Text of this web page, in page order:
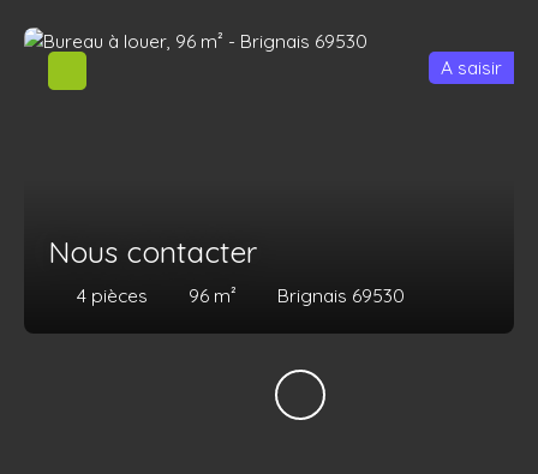
Nous contacter
4 pièces 96 m² Brignais 69530
A saisir